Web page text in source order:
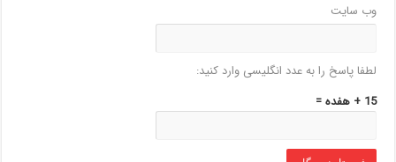
وب‌ سایت
لطفا پاسخ را به عدد انگلیسی وارد کنید:
15 + هفده =